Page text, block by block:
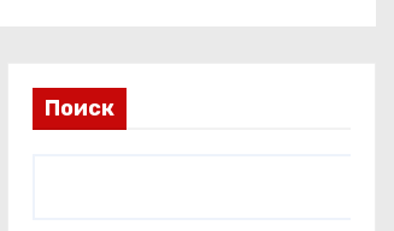
Поиск